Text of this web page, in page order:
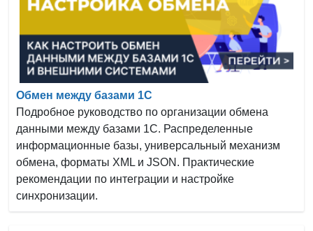
Обмен между базами 1С
Подробное руководство по организации обмена
данными между базами 1С. Распределенные
информационные базы, универсальный механизм
обмена, форматы XML и JSON. Практические
рекомендации по интеграции и настройке
синхронизации.